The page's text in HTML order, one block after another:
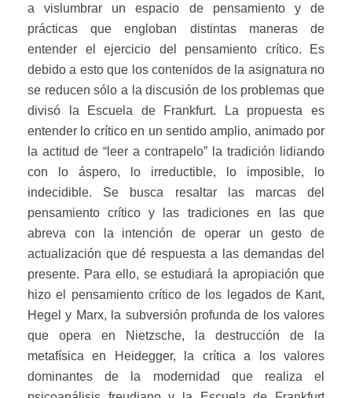
a vislumbrar un espacio de pensamiento y de
prácticas que engloban distintas maneras de
entender el ejercicio del pensamiento crítico. Es
debido a esto que los contenidos de la asignatura no
se reducen sólo a la discusión de los problemas que
divisó la Escuela de Frankfurt. La propuesta es
entender lo crítico en un sentido amplio, animado por
la actitud de “leer a contrapelo” la tradición lidiando
con lo áspero, lo irreductible, lo imposible, lo
indecidible. Se busca resaltar las marcas del
pensamiento crítico y las tradiciones en las que
abreva con la intención de operar un gesto de
actualización que dé respuesta a las demandas del
presente. Para ello, se estudiará la apropiación que
hizo el pensamiento crítico de los legados de Kant,
Hegel y Marx, la subversión profunda de los valores
que opera en Nietzsche, la destrucción de la
metafísica en Heidegger, la crítica a los valores
dominantes de la modernidad que realiza el